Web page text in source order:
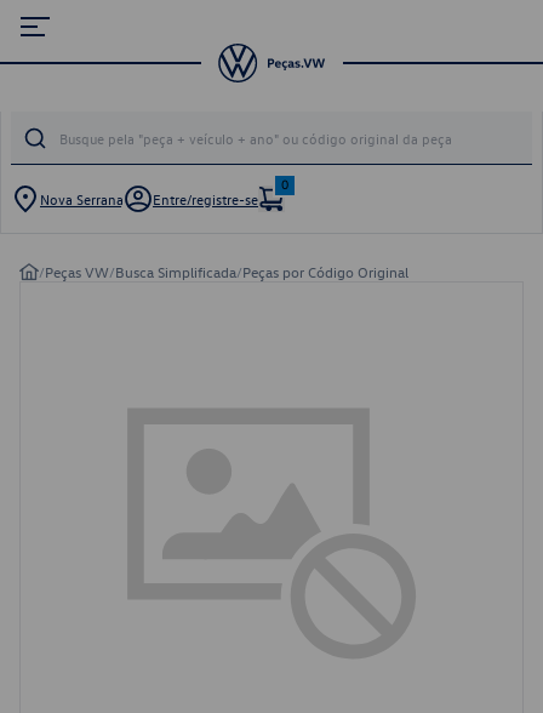
Nova Serrana Entre/registre-se
0
/Peças VW/Busca Simplificada/Peças por Código Original